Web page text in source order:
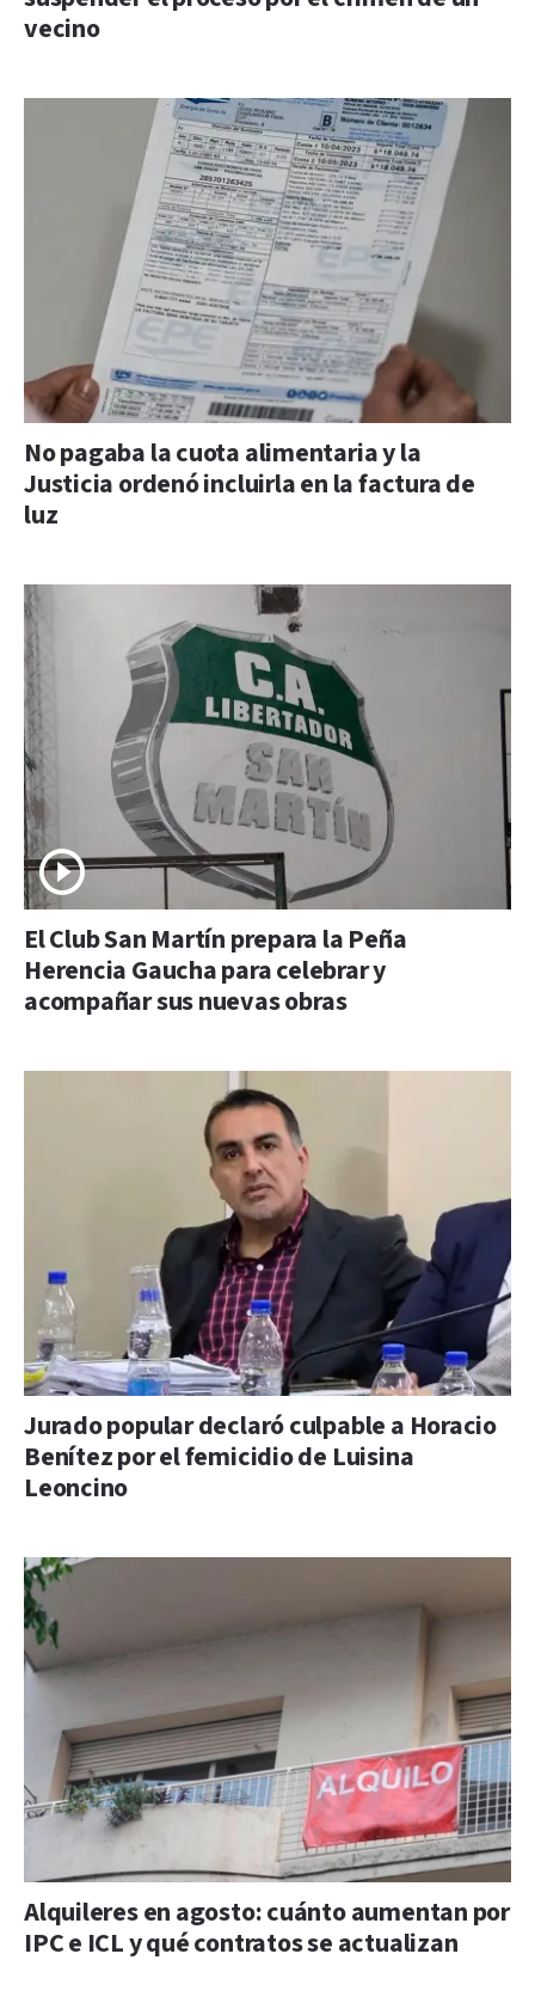
vecino
No pagaba la cuota alimentaria y la
Justicia ordenó incluirla en la factura de
luz
El Club San Martín prepara la Peña
Herencia Gaucha para celebrar y
acompañar sus nuevas obras
Jurado popular declaró culpable a Horacio
Benítez por el femicidio de Luisina
Leoncino
Alquileres en agosto: cuánto aumentan por
IPC e ICL y qué contratos se actualizan